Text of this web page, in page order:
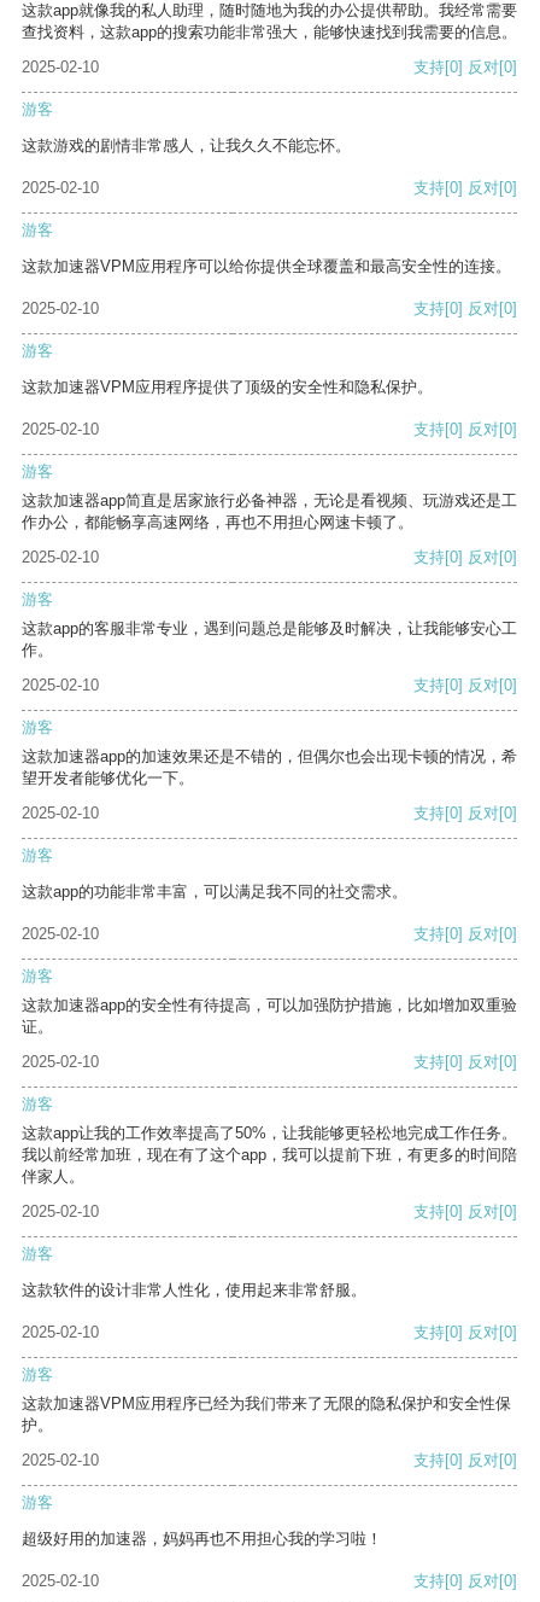
这款app就像我的私人助理，随时随地为我的办公提供帮助。我经常需要
查找资料，这款app的搜索功能非常强大，能够快速找到我需要的信息。
2025-02-10
支持[0] 反对[0]
游客
这款游戏的剧情非常感人，让我久久不能忘怀。
2025-02-10 支持[0] 反对[0]
游客
这款加速器VPM应用程序可以给你提供全球覆盖和最高安全性的连接。
2025-02-10 支持[0] 反对[0]
游客
这款加速器VPM应用程序提供了顶级的安全性和隐私保护。
2025-02-10 支持[0] 反对[0]
游客
这款加速器app简直是居家旅行必备神器，无论是看视频、玩游戏还是工
作办公，都能畅享高速网络，再也不用担心网速卡顿了。
2025-02-10
支持[0] 反对[0]
游客
这款app的客服非常专业，遇到问题总是能够及时解决，让我能够安心工
作。
2025-02-10
支持[0] 反对[0]
游客
这款加速器app的加速效果还是不错的，但偶尔也会出现卡顿的情况，希
望开发者能够优化一下。
2025-02-10
支持[0] 反对[0]
游客
这款app的功能非常丰富，可以满足我不同的社交需求。
2025-02-10 支持[0] 反对[0]
游客
这款加速器app的安全性有待提高，可以加强防护措施，比如增加双重验
证。
2025-02-10
支持[0] 反对[0]
游客
这款app让我的工作效率提高了50%，让我能够更轻松地完成工作任务。
我以前经常加班，现在有了这个app，我可以提前下班，有更多的时间陪
伴家人。
2025-02-10
支持[0] 反对[0]
游客
这款软件的设计非常人性化，使用起来非常舒服。
2025-02-10 支持[0] 反对[0]
游客
这款加速器VPM应用程序已经为我们带来了无限的隐私保护和安全性保
护。
2025-02-10
支持[0] 反对[0]
游客
超级好用的加速器，妈妈再也不用担心我的学习啦！
2025-02-10 支持[0] 反对[0]